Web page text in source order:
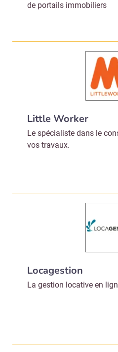
de portails immobiliers
Little Worker
Le spécialiste dans le
vos travaux.
Locagestion
La gestion locative en